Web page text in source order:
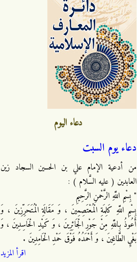
دعاء اليوم
دعاء يوم السبت
من أدعية الإمام علي بن الحسين السجاد زين
العابدين ( عليه السَّلام ) :
" بِسْمِ اللَّهِ الرَّحْمنِ الرَّحِيمِ
بِسْمِ اللَّهِ كَلِمَةِ الْمُعْتَصِمِينَ ، وَ مَقَالَةِ الْمُتَحَرِّزِينَ ، وَ
أَعُوذُ بِاللَّهِ مِنْ جَوْرِ الْجَائِرِينَ ، وَ كَيْدِ الْحَاسِدِينَ ، وَ
بَغْيِ الطَّاغِينَ ، وَ أَحْمَدُهُ فَوْقَ حَمْدِ الْحَامِدِينَ .
اقرأ المزيد